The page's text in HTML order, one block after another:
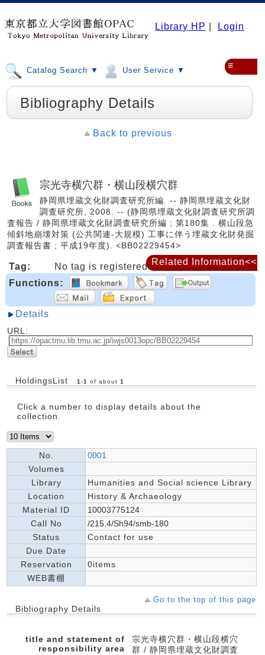
Library HP Login
Catalog Search ▼ User Service ▼ ≡
Bibliography Details
Back to previous
宗光寺横穴群・横山段横穴群
静岡県埋蔵文化財調査研究所編. -- 静岡県埋蔵文化財
調査研究所, 2008. -- (静岡県埋蔵文化財調査研究所調
査報告 / 静岡県埋蔵文化財調査研究所編 ; 第180集 . 横山段急
傾斜地崩壊対策 (公共関連-大規模) 工事に伴う埋蔵文化財発掘
調査報告書 ; 平成19年度). <BB02229454>
Tag:
No tag is registered
Functions:
Details
URL:
HoldingsList 1 -1 of about 1
Click a number to display details about the
collection.
No.
0001
Volumes
Library
Humanities and Social science Library
Location
History & Archaeology
Material ID
10003775124
Call No
/215.4/Sh94/smb-180
Status
Contact for use
Due Date
Reservation
0items
WEB書棚
Go to the top of this page
Bibliography Details
title and statement of
responsibility area
宗光寺横穴群・横山段横穴
群 / 静岡県埋蔵文化財調査
Related Information<<